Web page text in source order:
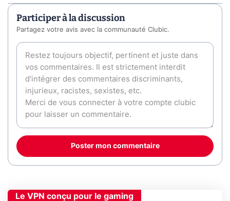
Participer à la discussion
Partagez votre avis avec la communauté Clubic.
Poster mon commentaire
Le VPN conçu pour le gaming